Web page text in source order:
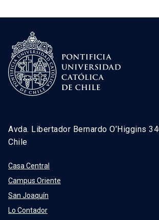
Avda. Libertador Bernardo O’Higgins
Chile
Casa Central
Campus Oriente
San Joaquín
Lo Contador